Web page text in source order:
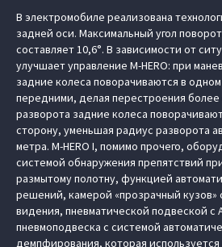
В электромобиле реализована
задней оси. Максимальный угол
составляет 10,6°. В зависимости от
улучшает управление M‑HERO: при
задние колеса поворачиваются в
передними, делая перестроения
разворота задние колеса
сторону, уменьшая радиус разворота
метра. M‑HERO I, помимо прочего,
системой обнаружения препятствий
размытому полотну, функцией
решений, камерой «прозрачный кузов»
видения, пневматической подвеской с
пневмоподвеска с системой
демпфирования, которая